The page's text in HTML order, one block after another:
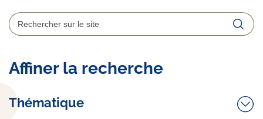
Affiner la recherche
Thématique